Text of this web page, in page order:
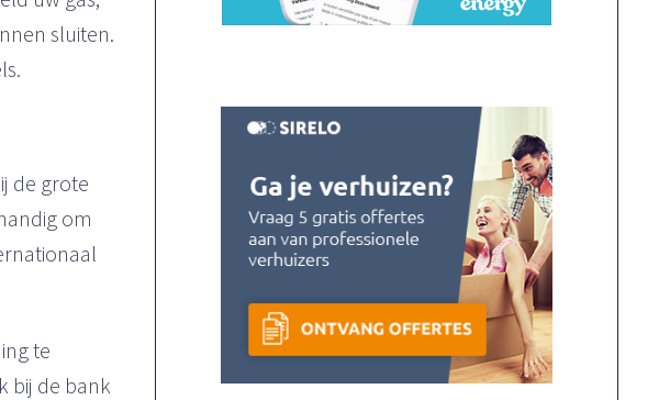
sluiten.
de grote
om
te
bij de bank